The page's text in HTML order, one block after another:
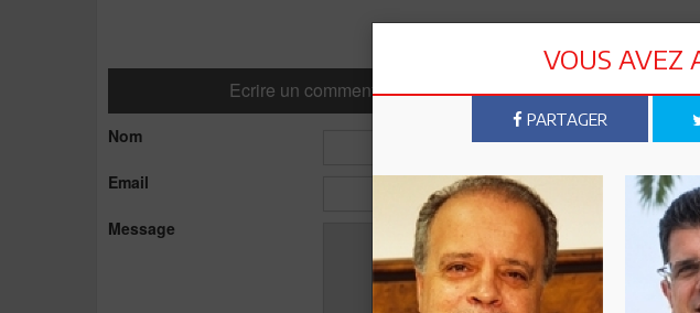
Ecrire un commentaire
Nom
Email
Message
VOUS AVEZ
PARTAGER